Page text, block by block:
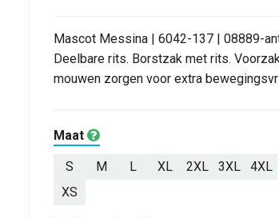
Mascot Messina | 6042-137 | 08889-
Deelbare rits. Borstzak met rits.
mouwen zorgen voor extra
Maat
S M L XL 2XL 3XL
4XL
XS